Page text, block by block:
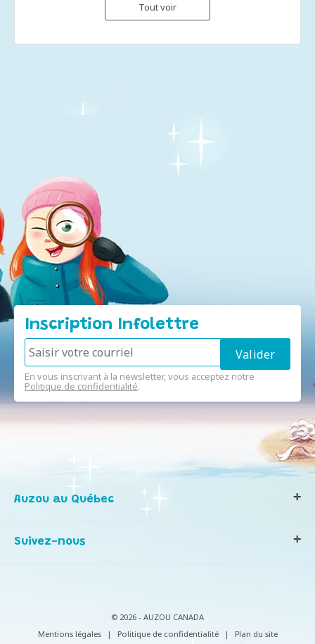
Tout voir
Inscription Infolettre
En vous inscrivant à la newsletter, vous acceptez notre
Politique de confidentialité.
Auzou au Québec
Notre histoire
Infos consommateurs
Suivez-nous
© 2026 - AUZOU CANADA
Mentions légales
| Politique de confidentialité | Plan du site